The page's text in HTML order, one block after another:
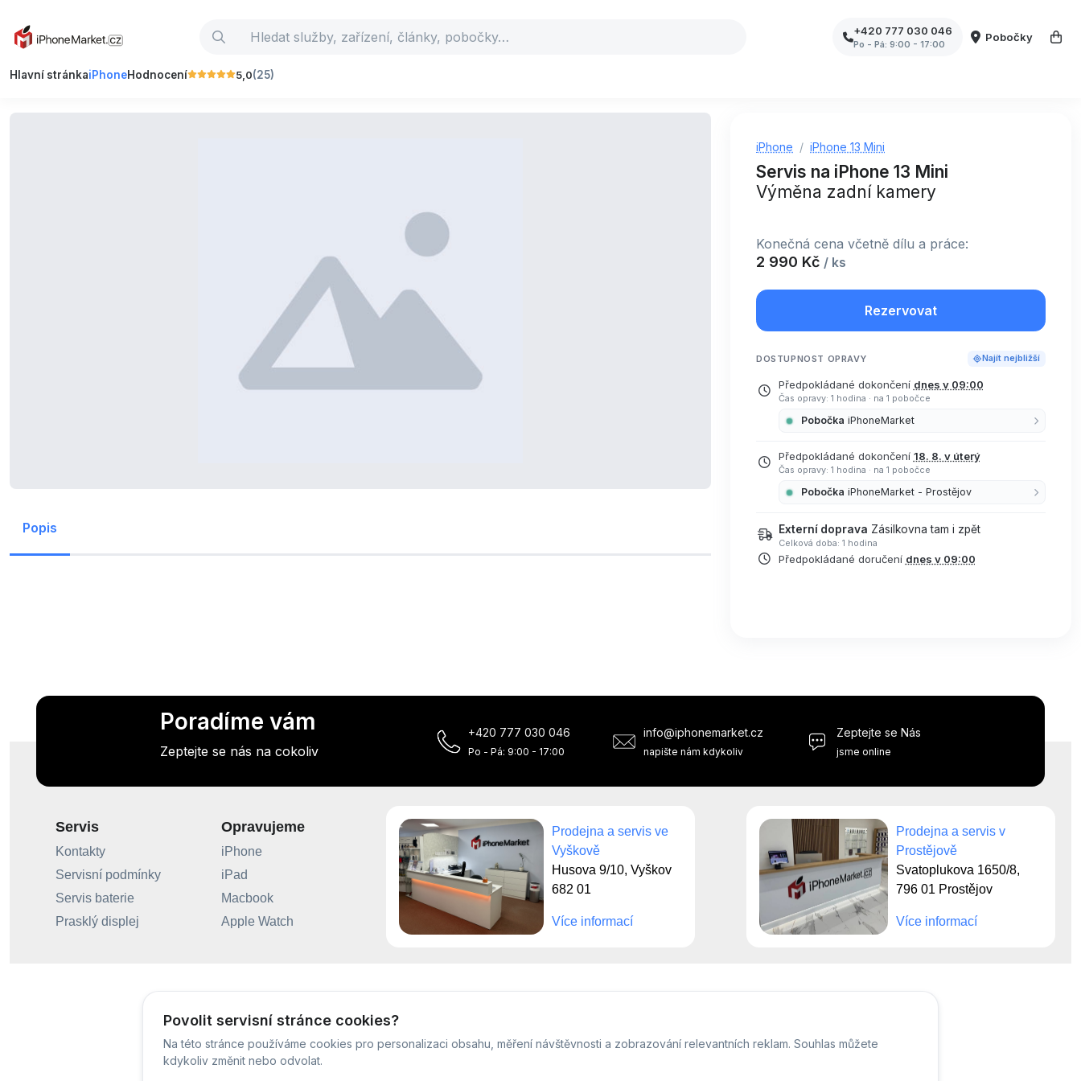
+420 777 030 046
Po - Pá: 9:00 - 17:00
Pobočky
Hlavní stránkaiPhoneHodnocení 5,0(25)
Popis
iPhone iPhone 13 Mini
Servis na iPhone 13 Mini
Výměna zadní kamery
Konečná cena včetně dílu a práce:
2 990 Kč / ks
Rezervovat
DOSTUPNOST OPRAVY Najít nejbližší
Předpokládané dokončení dnes v 09:00
Čas opravy: 1 hodina · na 1 pobočce
Pobočka iPhoneMarket
Předpokládané dokončení 18. 8. v úterý
Čas opravy: 1 hodina · na 1 pobočce
Pobočka iPhoneMarket - Prostějov
Externí doprava Zásilkovna tam i zpět
Celková doba: 1 hodina
Předpokládané doručení dnes v 09:00
Povolit servisní stránce cookies?
Na této stránce používáme cookies pro personalizaci obsahu, měření návštěvnosti a zobrazování relevantních reklam. Souhlas můžete
kdykoliv změnit nebo odvolat.
Poradíme vám
Zeptejte se nás na cokoliv
+420 777 030 046
Po - Pá: 9:00 - 17:00
info@iphonemarket.cz
napište nám kdykoliv
Zeptejte se Nás
jsme online
Servis
Kontakty
Servisní podmínky
Servis baterie
Prasklý displej
Opravujeme
iPhone
iPad
Macbook
Apple Watch
Prodejna a servis ve
Vyškově
Husova 9/10, Vyškov
682 01
Více informací
Prodejna a servis v
Prostějově
Svatoplukova 1650/8,
796 01 Prostějov
Více informací